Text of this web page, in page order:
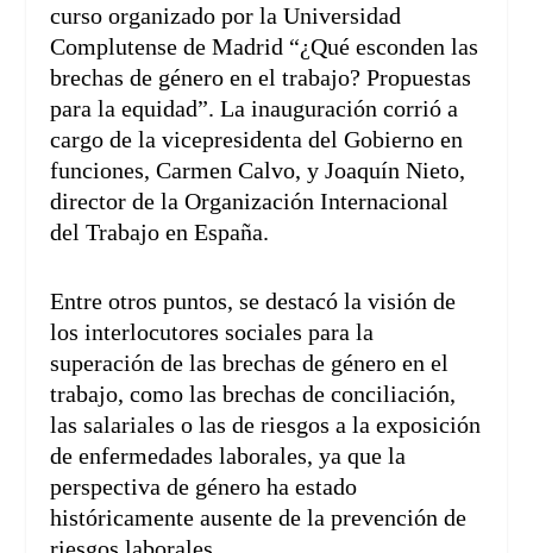
curso organizado por la Universidad
Complutense de Madrid “¿Qué esconden las
brechas de género en el trabajo? Propuestas
para la equidad”. La inauguración corrió a
cargo de la vicepresidenta del Gobierno en
funciones, Carmen Calvo, y Joaquín Nieto,
director de la Organización Internacional
del Trabajo en España.
Entre otros puntos, se destacó la visión de
los interlocutores sociales para la
superación de las brechas de género en el
trabajo, como las brechas de conciliación,
las salariales o las de riesgos a la exposición
de enfermedades laborales, ya que la
perspectiva de género ha estado
históricamente ausente de la prevención de